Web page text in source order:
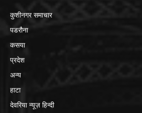
कुशीनगर समाचार
पडरौना
कसया
प्रदेश
अन्य
हाटा
देवरिया न्यूज़ हिन्दी